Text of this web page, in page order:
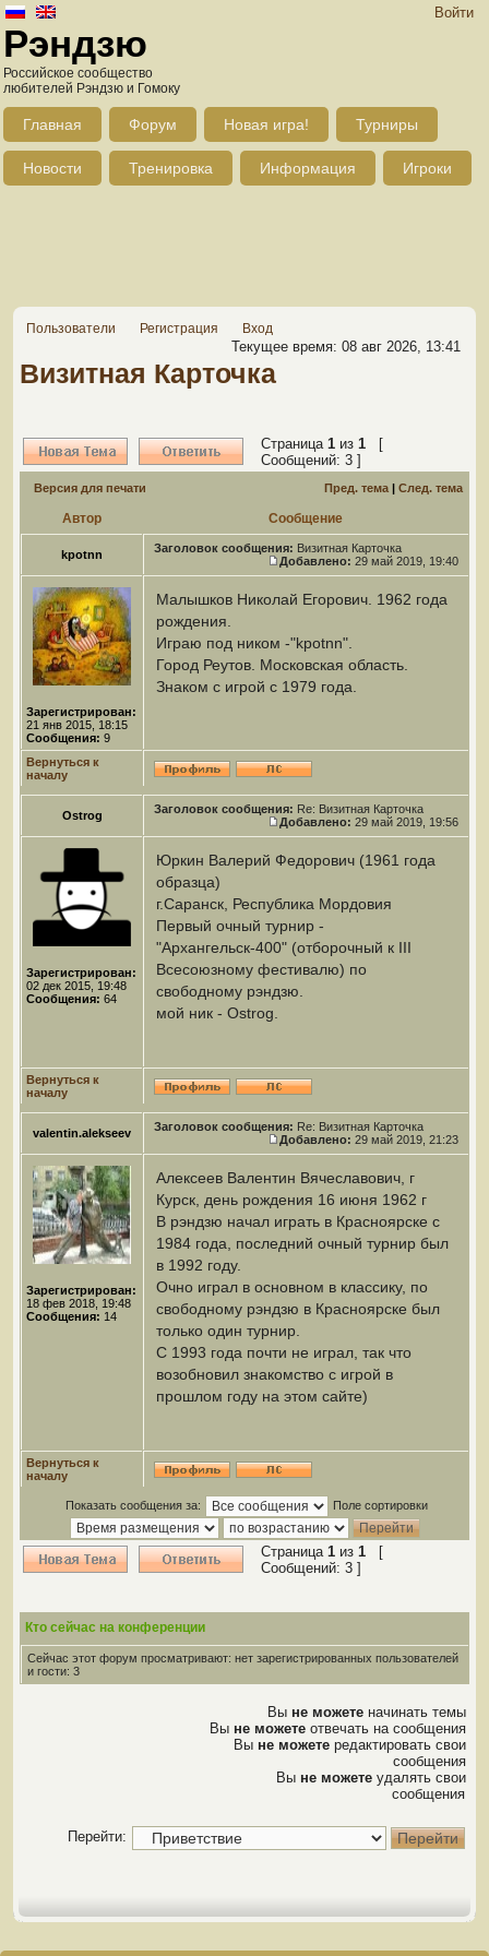
Войти
Рэндзю
Российское сообщество
любителей Рэндзю и Гомоку
Главная Форум Новая игра! Турниры
Новости Тренировка Информация Игроки
Пользователи Регистрация Вход
Текущее время: 08 авг 2026, 13:41
Визитная Карточка
Страница 1 из 1 [
Сообщений: 3 ]
Версия для печати Пред. тема | След. тема
Автор Сообщение
kpotnn Заголовок сообщения: Визитная Карточка
Добавлено: 29 май 2019, 19:40
Зарегистрирован:
21 янв 2015, 18:15
Сообщения: 9
Малышков Николай Егорович. 1962 года
рождения.
Играю под ником -"kpotnn".
Город Реутов. Московская область.
Знаком с игрой с 1979 года.
Вернуться к
началу
Ostrog Заголовок сообщения: Re: Визитная Карточка
Добавлено: 29 май 2019, 19:56
Зарегистрирован:
02 дек 2015, 19:48
Сообщения: 64
Юркин Валерий Федорович (1961 года
образца)
г.Саранск, Республика Мордовия
Первый очный турнир -
"Архангельск-400" (отборочный к III
Всесоюзному фестивалю) по
свободному рэндзю.
мой ник - Ostrog.
Вернуться к
началу
valentin.alekseev Заголовок сообщения: Re: Визитная Карточка
Добавлено: 29 май 2019, 21:23
Зарегистрирован:
18 фев 2018, 19:48
Сообщения: 14
Алексеев Валентин Вячеславович, г
Курск, день рождения 16 июня 1962 г
В рэндзю начал играть в Красноярске с
1984 года, последний очный турнир был
в 1992 году.
Очно играл в основном в классику, по
свободному рэндзю в Красноярске был
только один турнир.
С 1993 года почти не играл, так что
возобновил знакомство с игрой в
прошлом году на этом сайте)
Вернуться к
началу
Показать сообщения за: Поле сортировки
Страница 1 из 1 [
Сообщений: 3 ]
Кто сейчас на конференции
Сейчас этот форум просматривают: нет зарегистрированных пользователей
и гости: 3
Вы не можете начинать темы
Вы не можете отвечать на сообщения
Вы не можете редактировать свои
сообщения
Вы не можете удалять свои
сообщения
Перейти: